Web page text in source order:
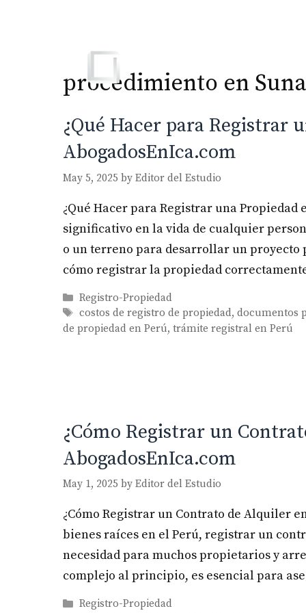
procedimiento en
¿Qué Hacer para Registrar
AbogadosEnIca.com
May 5, 2025 by Editor del Estudio
¿Qué Hacer para Registrar una
significativo en la vida de cualquier
o un terreno para desarrollar un
cómo registrar la propiedad
Categories
Registro-Propiedad
Tags
costos de registro de propiedad,documentos
de propiedad en Perú, trámite registral en Perú
¿Cómo Registrar un
AbogadosEnIca.com
May 1, 2025 by Editor del Estudio
¿Cómo Registrar un Contrato de Alquiler
bienes raíces en el Perú, registrar un
necesidad para muchos propietarios y
complejo al principio, es esencial para
Categories
Registro-Propiedad